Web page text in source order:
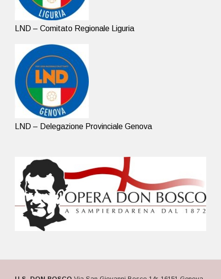
LND – Comitato Regionale Liguria
LND – Delegazione Provinciale Genova